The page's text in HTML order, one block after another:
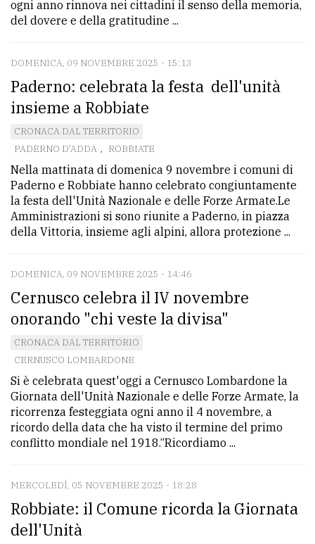
ogni anno rinnova nei cittadini il senso della memoria,
del dovere e della gratitudine ...
DOMENICA, 09 NOVEMBRE 2025 - 15:13
Paderno: celebrata la festa dell'unità
insieme a Robbiate
CRONACA DAL TERRITORIO
PADERNO D'ADDA , ROBBIATE
Nella mattinata di domenica 9 novembre i comuni di
Paderno e Robbiate hanno celebrato congiuntamente
la festa dell'Unità Nazionale e delle Forze Armate.Le
Amministrazioni si sono riunite a Paderno, in piazza
della Vittoria, insieme agli alpini, allora protezione ...
DOMENICA, 09 NOVEMBRE 2025 - 14:46
Cernusco celebra il IV novembre
onorando "chi veste la divisa"
CRONACA DAL TERRITORIO
CERNUSCO LOMBARDONE
Si è celebrata quest'oggi a Cernusco Lombardone la
Giornata dell'Unità Nazionale e delle Forze Armate, la
ricorrenza festeggiata ogni anno il 4 novembre, a
ricordo della data che ha visto il termine del primo
conflitto mondiale nel 1918.“Ricordiamo ...
MERCOLEDÌ, 05 NOVEMBRE 2025 - 18:28
Robbiate: il Comune ricorda la Giornata
dell'Unità